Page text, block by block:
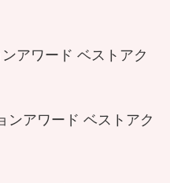
アワード ベストアク
ンアワード ベストアク